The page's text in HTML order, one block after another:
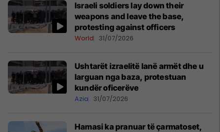
Israeli soldiers lay down their
weapons and leave the base,
protesting against officers
World 31/07/2026
Ushtarët izraelitë lanë armët dhe u
larguan nga baza, protestuan
kundër oficerëve
Azia 31/07/2026
Hamasi ka pranuar të çarmatoset,